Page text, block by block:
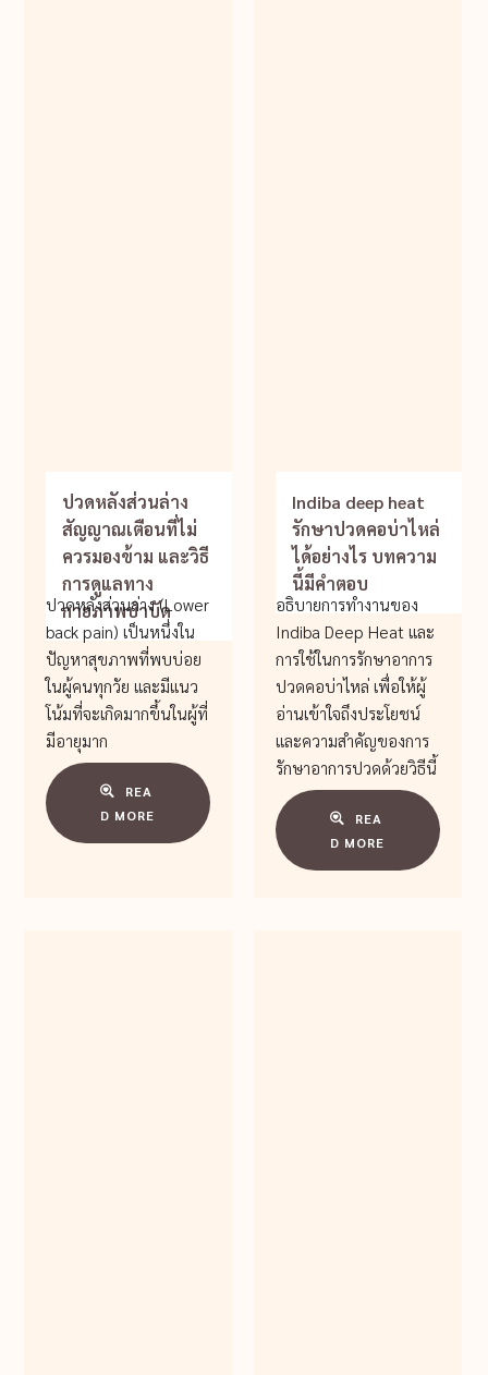
ปวดหลังส่วนล่าง
สัญญาณเตือนที่ไม่
ควรมองข้าม และวิธี
การดูแลทาง
กายภาพบำบัด
ปวดหลังส่วนล่าง (Lower
back pain) เป็นหนึ่งใน
ปัญหาสุขภาพที่พบบ่อย
ในผู้คนทุกวัย และมีแนว
โน้มที่จะเกิดมากขึ้นในผู้ที่
มีอายุมาก
REA
D MORE
Indiba deep heat
รักษาปวดคอบ่าไหล่
ได้อย่างไร บทความ
นี้มีคำตอบ
อธิบายการทำงานของ
Indiba Deep Heat และ
การใช้ในการรักษาอาการ
ปวดคอบ่าไหล่ เพื่อให้ผู้
อ่านเข้าใจถึงประโยชน์
และความสำคัญของการ
รักษาอาการปวดด้วยวิธีนี้
REA
D MORE